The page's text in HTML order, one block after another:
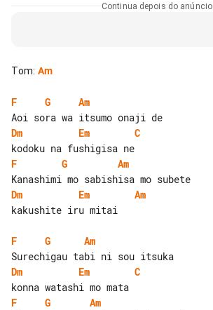
Continua depois do anúncio
Tom: Am
F G
Am
Dm
Em
C
F
G
Am
Dm
Em
Am
kakushite iru mitai
F G
Am
Dm
Em
C
F
G
Am